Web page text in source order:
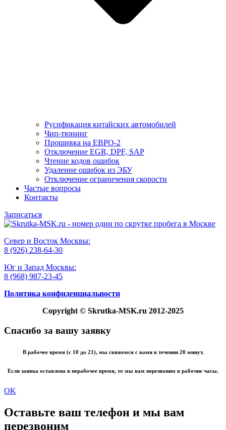
Русификация китайских автомобилей
Чип-тюнинг
Прошивка на ЕВРО-2
Отключение EGR, DPF, SAP
Чтение кодов ошибок
Удаление ошибок из ЭБУ
Отключение ограничения скорости
Частые вопросы
Контакты
Записаться
Север и Восток Москвы:
8 (926) 238-64-30
Юг и Запад Москвы:
8 (968) 987-23-45
Политика конфиденциальности
Copyright © Skrutka-MSK.ru 2012-2025
Спасибо за вашу заявку
В рабочее время (с 10 до 21), мы свяжемся с вами в течении 20 минут.
Если заявка оставлена в нерабочее время, то мы вам перезвоним в рабочие часы.
OK
Оставьте ваш телефон и мы вам
перезвоним